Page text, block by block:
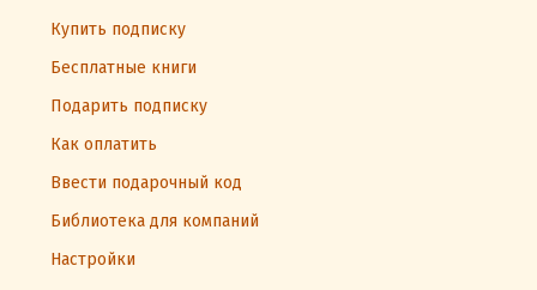
Купить подписку
Бесплатные книги
Подарить подписку
Как оплатить
Ввести подарочный код
Библиотека для компаний
Настройки